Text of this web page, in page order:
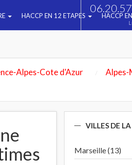
HACCP EN 12 ETAPES HACCP
Alpes-Cote d'Azur
Alpes-
VILLES DE
Marseille (13)